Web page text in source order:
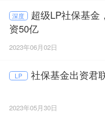
深度
超级LP社保基金
资50亿
2023年06月02日
LP 社保基金出资君
2023年05月30日